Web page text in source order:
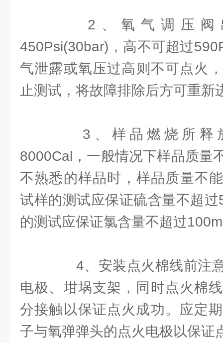
2、氧气调压阀
450Psi(30bar)，高不可超过
气泄露或氧压过高则不可点火
止测试，将故障排除后方可重新
3、样品燃烧所释
8000Cal，一般情况下样品质量
不熟悉的样品时，样品质量不
试样的测试应保证硫含量不超
的测试应保证氯含量不超过
4、安装点火棉线前注意
电极、坩埚支架，同时点火棉
分接触以保证点火成功。应定
子与氧弹弹头的点火电极以保证